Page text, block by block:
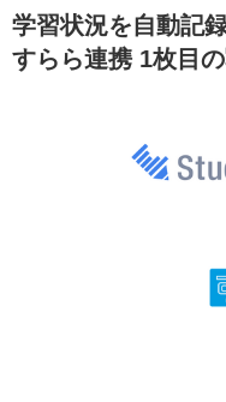
学習状況を自動記
すらら連携 1枚目